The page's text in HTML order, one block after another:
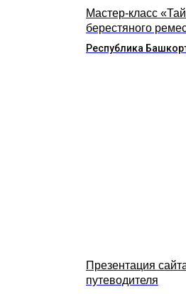
Мастер-класс
берестяного
Республика
Презентация
путеводителя